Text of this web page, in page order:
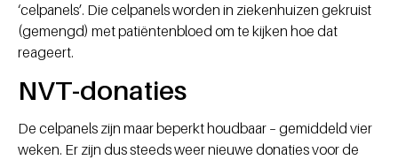
‘celpanels’. Die celpanels worden in ziekenhuizen gekruist
(gemengd) met patiëntenbloed om te kijken hoe dat
reageert.
NVT-donaties
De celpanels zijn maar beperkt houdbaar – gemiddeld vier
weken. Er zijn dus steeds weer nieuwe donaties voor de